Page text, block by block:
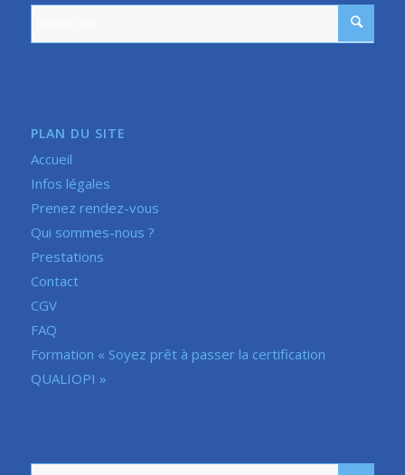
PLAN DU SITE
Accueil
Infos légales
Prenez rendez-vous
Qui sommes-nous ?
Prestations
Contact
CGV
FAQ
Formation « Soyez prêt à passer la certification
QUALIOPI »